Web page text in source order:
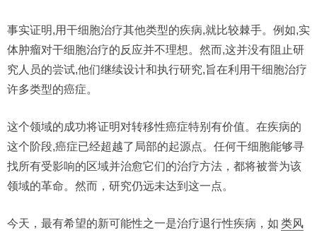
事实证明,用干细胞治疗其他类型的疾病,就比较棘手。例如,实
体肿瘤对干细胞治疗的反应并不理想。然而,这并没有阻止研
究人员的尝试,他们继续设计和执行研究,旨在利用干细胞治疗
许多类型的癌症。
这个领域的成功将证明对转移性癌症特别有价值。在疾病的
这个阶段,癌症已经超越了局部的起源点。任何干细胞能够寻
找所有受影响的区域并治愈它们的治疗方法，都将被誉为该
领域的革命。然而，研究仍远未达到这一点。
今天，最有希望的新可能性之一是治疗退行性疾病，如 类风